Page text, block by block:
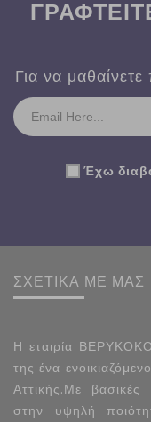
Για να
Έχω
ΣΧΕΤΙΚΑ ΜΕ ΜΑΣ
Η εταιρία
της ένα
Αττικής.Με
στην υψηλή